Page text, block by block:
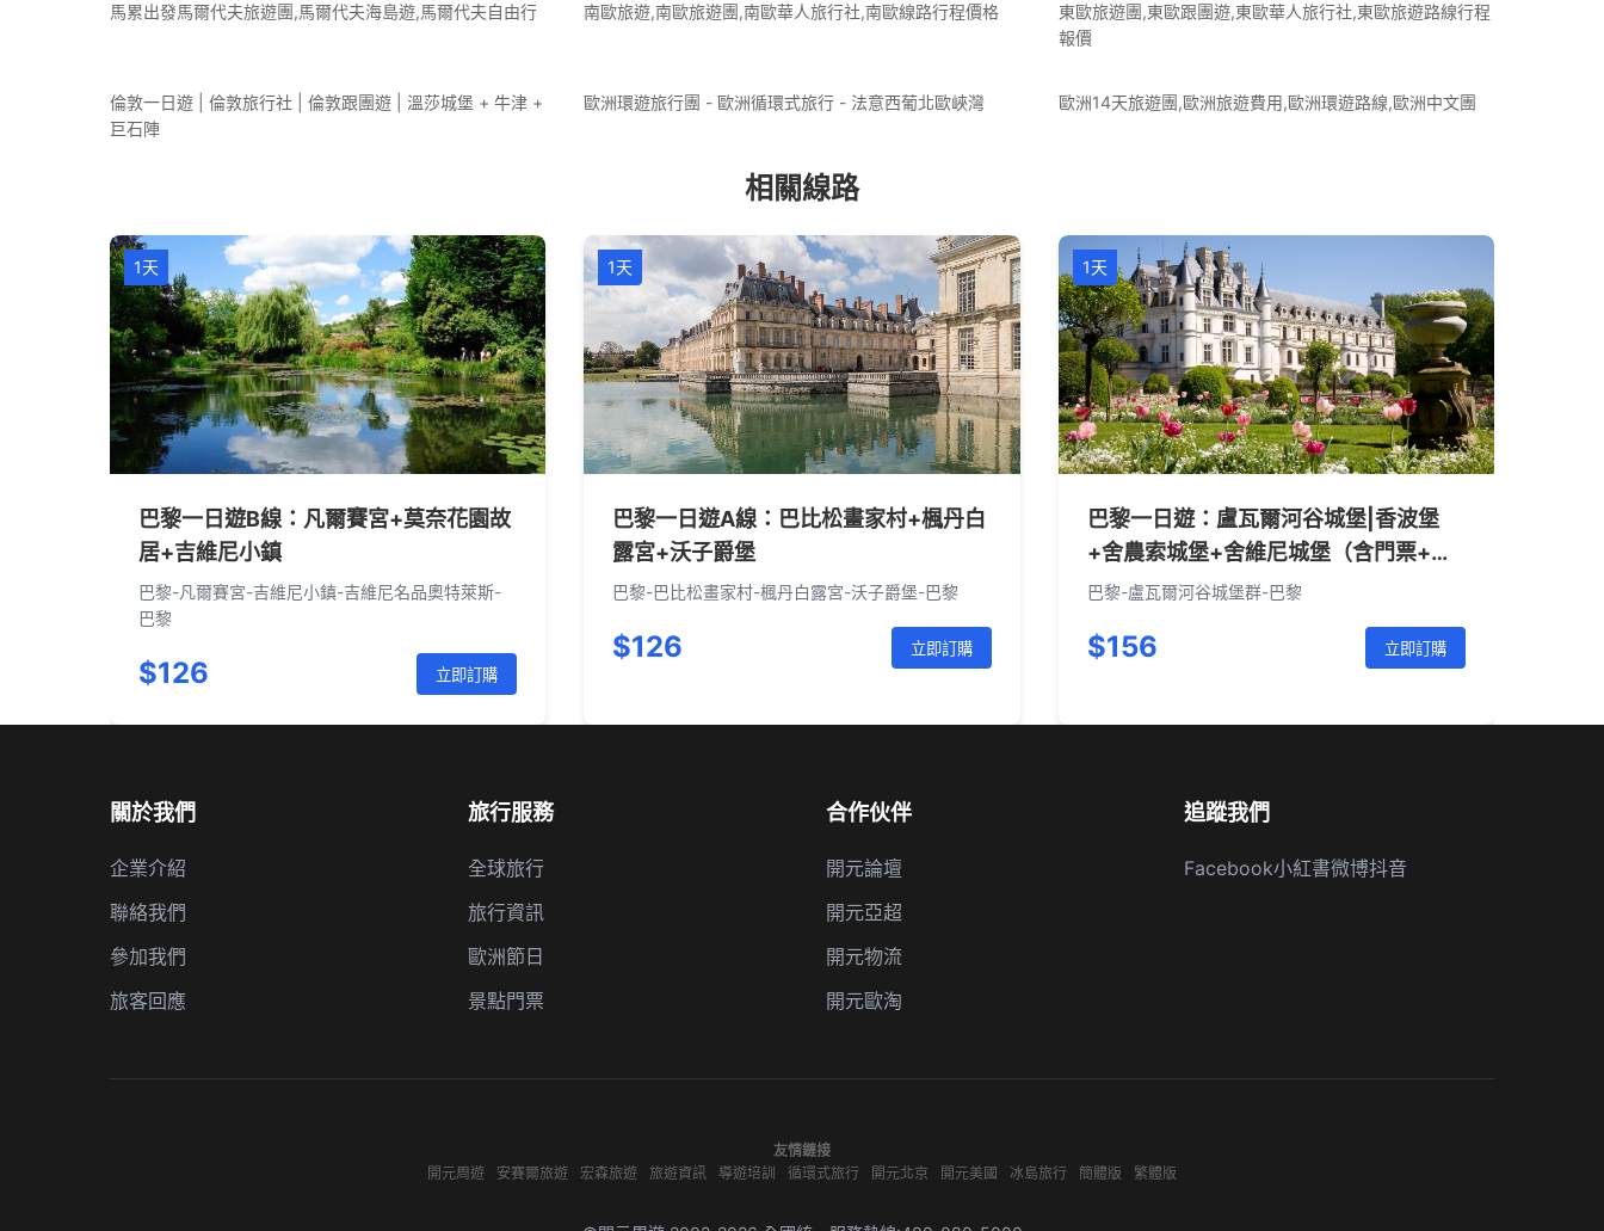
馬累出發馬爾代夫旅遊團,馬爾代夫海島遊,馬爾代夫自由行 南歐旅遊,南歐旅遊團,南歐華人旅行社,南歐線路行程價格
東歐旅遊團,東歐跟團遊,東歐華人旅行社,東歐旅遊路線行程
報價
倫敦一日遊 | 倫敦旅行社 | 倫敦跟團遊 | 溫莎城堡 + 牛津 +
巨石陣
歐洲環遊旅行團 - 歐洲循環式旅行 - 法意西葡北歐峽灣 歐洲14天旅遊團,歐洲旅遊費用,歐洲環遊路線,歐洲中文團
相關線路
1天
巴黎一日遊B線：凡爾賽宮+莫奈花園故
居+吉維尼小鎮
巴黎-凡爾賽宮-吉維尼小鎮-吉維尼名品奧特萊斯-
巴黎
$126 立即訂購
1天
巴黎一日遊A線：巴比松畫家村+楓丹白
露宮+沃子爵堡
巴黎-巴比松畫家村-楓丹白露宮-沃子爵堡-巴黎
$126 立即訂購
1天
巴黎一日遊：盧瓦爾河谷城堡|香波堡
+舍農索城堡+舍維尼城堡（含門票+可
選語音導覽+可選英文官導•無導遊服
巴黎-盧瓦爾河谷城堡群-巴黎
$156 立即訂購
關於我們
企業介紹
聯絡我們
參加我們
旅客回應
旅行服務
全球旅行
旅行資訊
歐洲節日
景點門票
合作伙伴
開元論壇
開元亞超
開元物流
開元歐淘
追蹤我們
Facebook小紅書微博抖音
友情鏈接
開元周遊
安賽爾旅遊 宏森旅遊 旅遊資訊 導遊培訓 循環式旅行 開元北京 開元美國 冰島旅行 簡體版 繁體版